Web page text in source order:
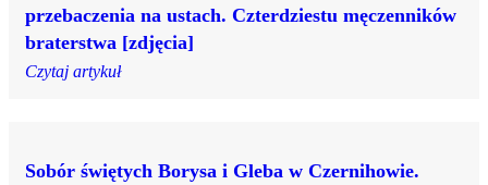
przebaczenia na ustach. Czterdziestu męczenników
braterstwa [zdjęcia]
Czytaj artykuł
Sobór świętych Borysa i Gleba w Czernihowie.